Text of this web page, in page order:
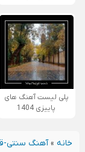
پلی لیست آهنگ های
پاییزی 1404
خانه»آهنگ سنتی-